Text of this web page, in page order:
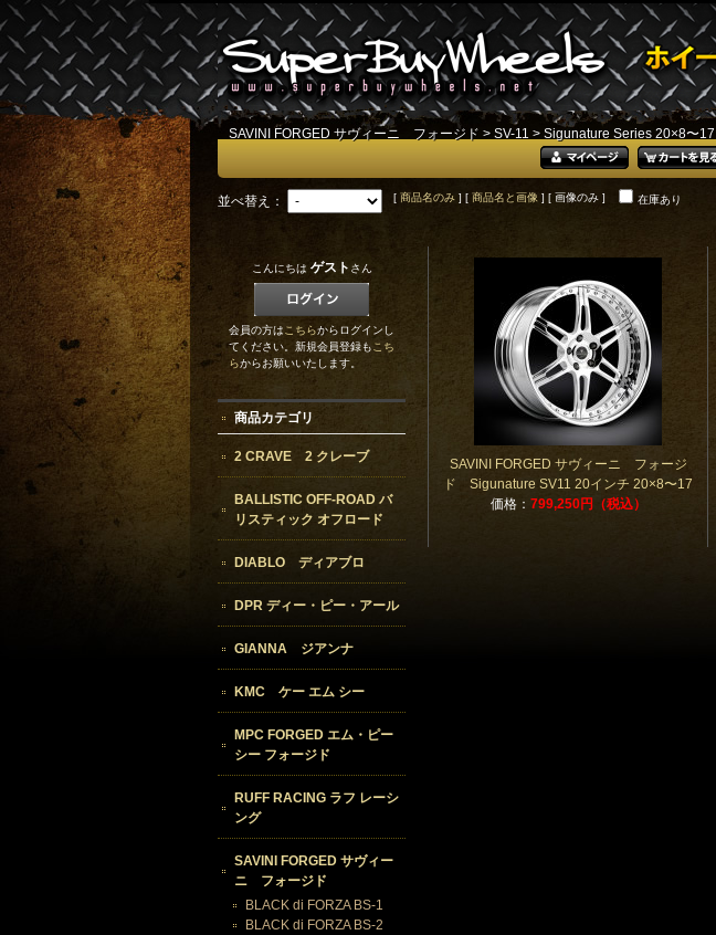
SAVINI FORGED サヴィーニ フォージド > SV-11 > Sigunature Series 20×8〜17
並べ替え： [ 商品名のみ ] [ 商品名と画像 ] [ 画像のみ ] 在庫あり
SAVINI FORGED サヴィーニ フォージ
ド Sigunature SV11 20インチ 20×8〜17
価格： 799,250円（税込）
こんにちは ゲスト さん
会員の方はこちらからログインし
てください。新規会員登録もこち
らからお願いいたします。
商品カテゴリ
2 CRAVE 2 クレーブ
BALLISTIC OFF-ROAD バ
リスティック オフロード
DIABLO ディアブロ
DPR ディー・ピー・アール
GIANNA ジアンナ
KMC ケー エム シー
MPC FORGED エム・ピー
シー フォージド
RUFF RACING ラフ レーシ
ング
SAVINI FORGED サヴィー
ニ フォージド
BLACK di FORZA BS-1
BLACK di FORZA BS-2